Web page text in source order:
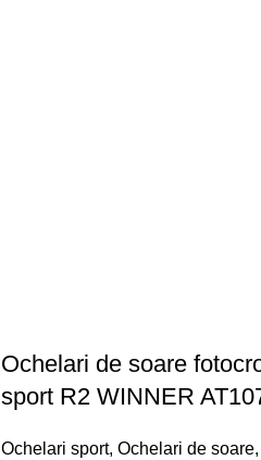
Ochelari de soare
sport R2 WINNER
Ochelari sport, Ochelari de soare,